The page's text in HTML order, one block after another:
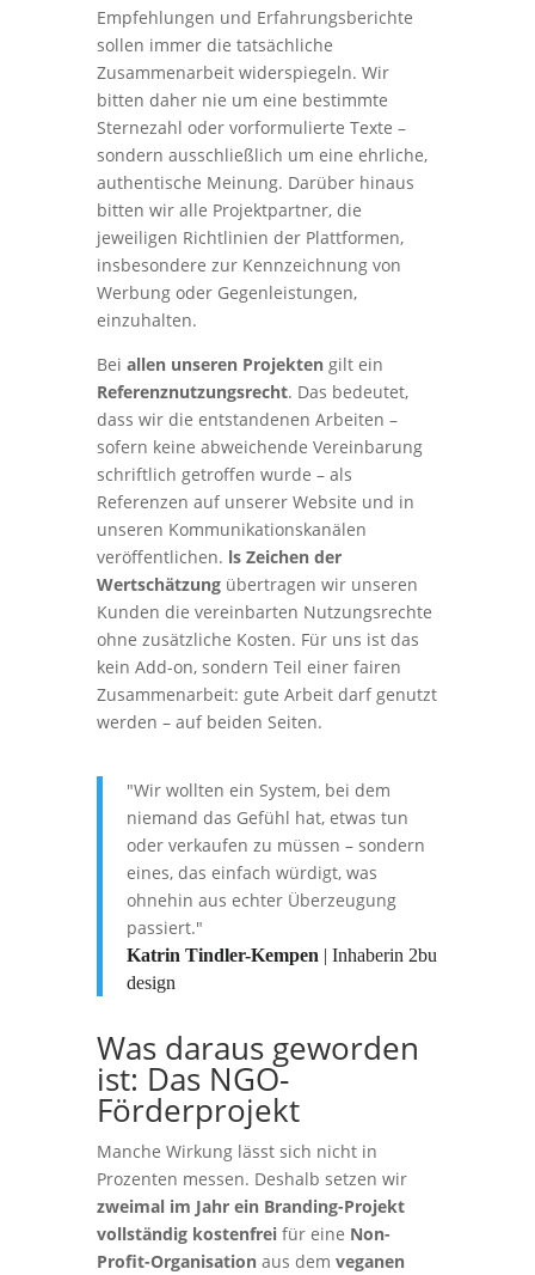
Empfehlungen und Erfahrungsberichte
sollen immer die tatsächliche
Zusammenarbeit widerspiegeln. Wir
bitten daher nie um eine bestimmte
Sternezahl oder vorformulierte Texte –
sondern ausschließlich um eine ehrliche,
authentische Meinung. Darüber hinaus
bitten wir alle Projektpartner, die
jeweiligen Richtlinien der Plattformen,
insbesondere zur Kennzeichnung von
Werbung oder Gegenleistungen,
einzuhalten.
Bei allen unseren Projektengilt ein
Referenznutzungsrecht. Das bedeutet,
dass wir die entstandenen Arbeiten –
sofern keine abweichende Vereinbarung
schriftlich getroffen wurde – als
Referenzen auf unserer Website und in
unseren Kommunikationskanälen
veröffentlichen. ls Zeichen der
Wertschätzungübertragen wir unseren
Kunden die vereinbarten Nutzungsrechte
ohne zusätzliche Kosten. Für uns ist das
kein Add-on, sondern Teil einer fairen
Zusammenarbeit: gute Arbeit darf genutzt
werden – auf beiden Seiten.
"Wir wollten ein System, bei dem
niemand das Gefühl hat, etwas tun
oder verkaufen zu müssen – sondern
eines, das einfach würdigt, was
ohnehin aus echter Überzeugung
passiert."
Katrin Tindler-Kempen | Inhaberin 2bu
design
Was daraus geworden
ist: Das NGO-
Förderprojekt
Manche Wirkung lässt sich nicht in
Prozenten messen. Deshalb setzen wir
zweimal im Jahr ein Branding-Projekt
vollständig kostenfreifür eine Non-
Profit-Organisationaus dem veganen